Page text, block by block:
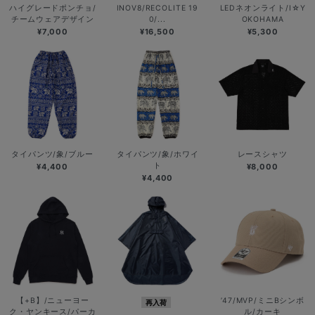
ハイグレードポンチョ/
チームウェアデザイン
¥7,000
INOV8/RECOLITE 19
0/...
¥16,500
LEDネオンライト/I☆Y
OKOHAMA
¥5,300
タイパンツ/象/ブルー
¥4,400
タイパンツ/象/ホワイ
ト
¥4,400
レースシャツ
¥8,000
【+B】/ニューヨー
ク・ヤンキース/パーカ
再入荷
’47/MVP/ミニBシンボ
ル/カーキ